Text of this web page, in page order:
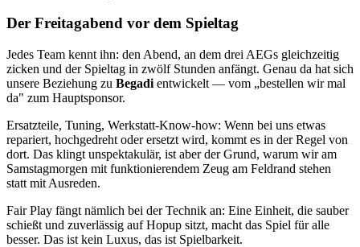
Der Freitagabend vor dem Spieltag
Jedes Team kennt ihn: den Abend, an dem drei AEGs gleichzeitig
zicken und der Spieltag in zwölf Stunden anfängt. Genau da hat sich
unsere Beziehung zu Begadi entwickelt — vom „bestellen wir mal
da" zum Hauptsponsor.
Ersatzteile, Tuning, Werkstatt-Know-how: Wenn bei uns etwas
repariert, hochgedreht oder ersetzt wird, kommt es in der Regel von
dort. Das klingt unspektakulär, ist aber der Grund, warum wir am
Samstagmorgen mit funktionierendem Zeug am Feldrand stehen
statt mit Ausreden.
Fair Play fängt nämlich bei der Technik an: Eine Einheit, die sauber
schießt und zuverlässig auf Hopup sitzt, macht das Spiel für alle
besser. Das ist kein Luxus, das ist Spielbarkeit.